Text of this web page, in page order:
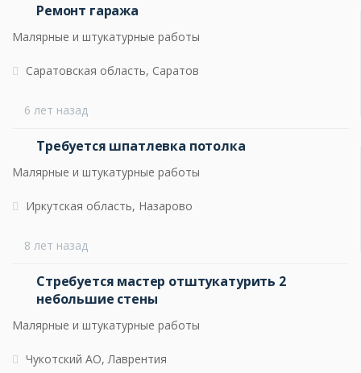
Ремонт гаража
Малярные и штукатурные работы
6 лет назад
Саратовская область, Саратов
Требуется шпатлевка потолка
Малярные и штукатурные работы
8 лет назад
Иркутская область, Назарово
Стребуется мастер отштукатурить 2
небольшие стены
Малярные и штукатурные работы
Чукотский АО, Лаврентия